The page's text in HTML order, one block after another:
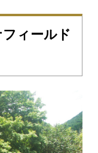
ィールド